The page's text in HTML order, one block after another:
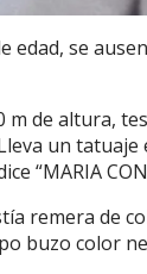
edad, se
m de altura,
un
“MARIA CON
remera de
buzo color